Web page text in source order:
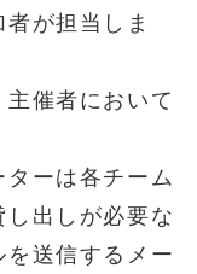
が担当しま
催者において
ターは各チーム
出しが必要な
送信するメー